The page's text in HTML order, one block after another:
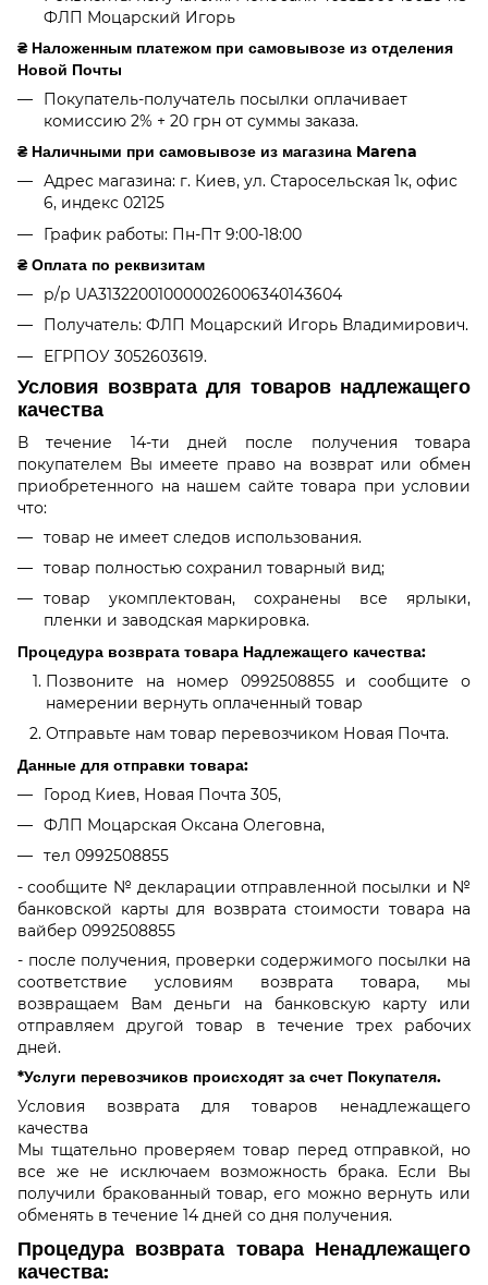
ФЛП Моцарский Игорь
₴ Наложенным платежом при самовывозе из отделения
Новой Почты
Покупатель-получатель посылки оплачивает
комиссию 2% + 20 грн от суммы заказа.
₴ Наличными при самовывозе из магазина Marena
Адрес магазина: г. Киев, ул. Старосельская 1к, офис
6, индекс 02125
График работы: Пн-Пт 9:00-18:00
₴ Оплата по реквизитам
р/р UA313220010000026006340143604
Получатель: ФЛП Моцарский Игорь Владимирович.
ЕГРПОУ 3052603619.
Условия возврата для товаров надлежащего
качества
В течение 14-ти дней после получения товара
покупателем Вы имеете право на возврат или обмен
приобретенного на нашем сайте товара при условии
что:
товар не имеет следов использования.
товар полностью сохранил товарный вид;
товар укомплектован, сохранены все ярлыки,
пленки и заводская маркировка.
Процедура возврата товара Надлежащего качества:
Позвоните на номер 0992508855 и сообщите о
намерении вернуть оплаченный товар
Отправьте нам товар перевозчиком Новая Почта.
Данные для отправки товара:
Город Киев, Новая Почта 305,
ФЛП Моцарская Оксана Олеговна,
тел 0992508855
- сообщите № декларации отправленной посылки и №
банковской карты для возврата стоимости товара на
вайбер 0992508855
- после получения, проверки содержимого посылки на
соответствие условиям возврата товара, мы
возвращаем Вам деньги на банковскую карту или
отправляем другой товар в течение трех рабочих
дней.
*Услуги перевозчиков происходят за счет Покупателя.
Условия возврата для товаров ненадлежащего
качества
Мы тщательно проверяем товар перед отправкой, но
все же не исключаем возможность брака. Если Вы
получили бракованный товар, его можно вернуть или
обменять в течение 14 дней со дня получения.
Процедура возврата товара Ненадлежащего
качества: